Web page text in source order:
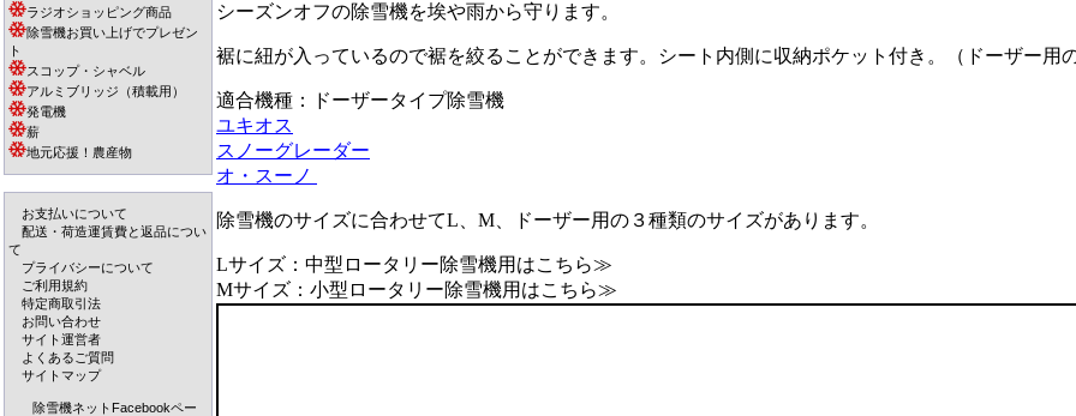
ラジオショッピング商品
除雪機お買い上げでプレゼン
ト
スコップ・シャベル
アルミブリッジ（積載用）
発電機
薪
地元応援！農産物
お支払いについて
配送・荷造運賃費と返品につい
て
プライバシーについて
ご利用規約
特定商取引法
お問い合わせ
サイト運営者
よくあるご質問
サイトマップ
除雪機ネットFacebookペー
シーズンオフの除雪機を埃や雨から守ります。
裾に紐が入っているので裾を絞ることができます。シート内側に収納ポケット付き。（ドーザー用の
適合機種：ドーザータイプ除雪機
ユキオス
スノーグレーダー
オ・スーノ
除雪機のサイズに合わせてL、M、ドーザー用の３種類のサイズがあります。
Lサイズ：中型ロータリー除雪機用はこちら≫
Mサイズ：小型ロータリー除雪機用はこちら≫